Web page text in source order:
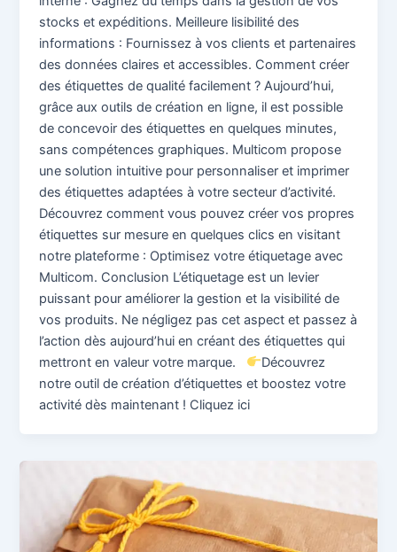
stocks et expéditions. Meilleure lisibilité des
informations : Fournissez à vos clients et partenaires
des données claires et accessibles. Comment créer
des étiquettes de qualité facilement ? Aujourd’hui,
grâce aux outils de création en ligne, il est possible
de concevoir des étiquettes en quelques minutes,
sans compétences graphiques. Multicom propose
une solution intuitive pour personnaliser et imprimer
des étiquettes adaptées à votre secteur d’activité.
Découvrez comment vous pouvez créer vos propres
étiquettes sur mesure en quelques clics en visitant
notre plateforme : Optimisez votre étiquetage avec
Multicom. Conclusion L’étiquetage est un levier
puissant pour améliorer la gestion et la visibilité de
vos produits. Ne négligez pas cet aspect et passez à
l’action dès aujourd’hui en créant des étiquettes qui
mettront en valeur votre marque.
Découvrez
notre outil de création d’étiquettes et boostez votre
activité dès maintenant ! Cliquez ici